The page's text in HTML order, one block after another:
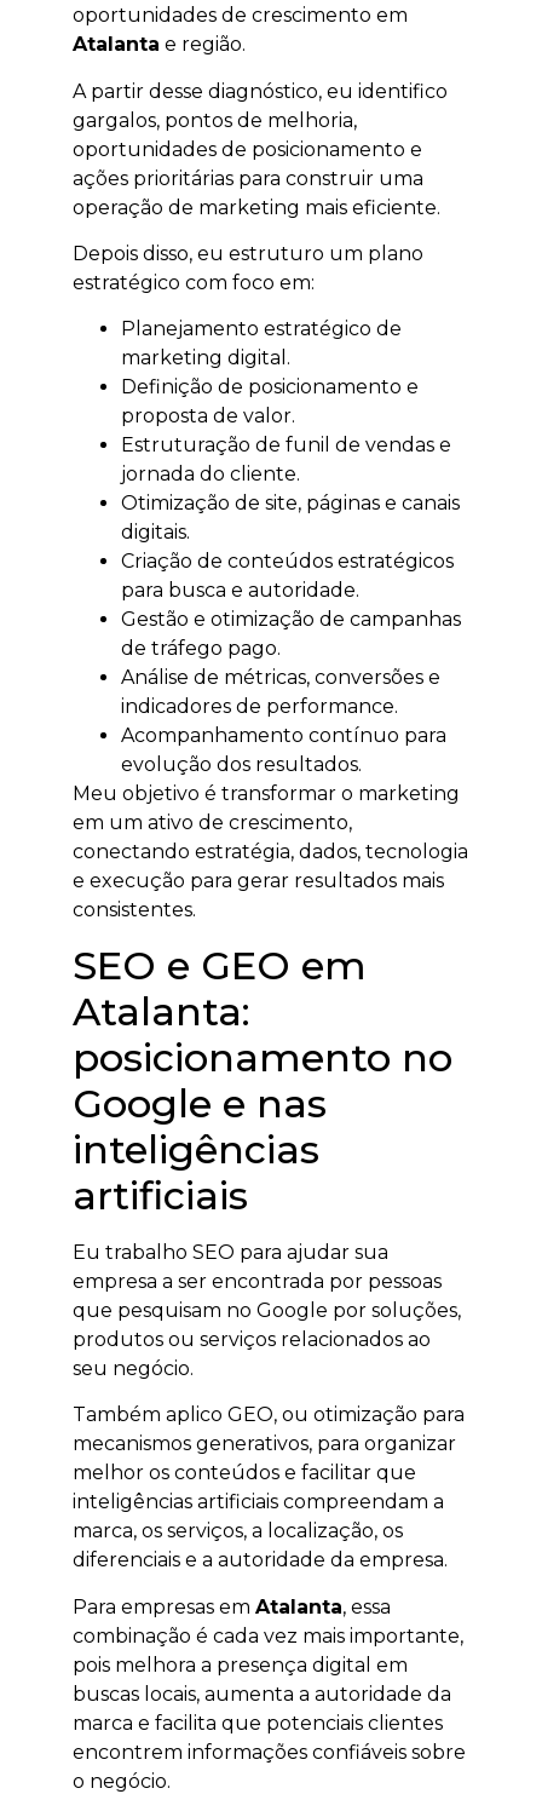
oportunidades de crescimento em
Atalanta e região.
A partir desse diagnóstico, eu identifico
gargalos, pontos de melhoria,
oportunidades de posicionamento e
ações prioritárias para construir uma
operação de marketing mais eficiente.
Depois disso, eu estruturo um plano
estratégico com foco em:
Planejamento estratégico de
marketing digital.
Definição de posicionamento e
proposta de valor.
Estruturação de funil de vendas e
jornada do cliente.
Otimização de site, páginas e canais
digitais.
Criação de conteúdos estratégicos
para busca e autoridade.
Gestão e otimização de campanhas
de tráfego pago.
Análise de métricas, conversões e
indicadores de performance.
Acompanhamento contínuo para
evolução dos resultados.
Meu objetivo é transformar o marketing
em um ativo de crescimento,
conectando estratégia, dados, tecnologia
e execução para gerar resultados mais
consistentes.
SEO e GEO em
Atalanta:
posicionamento no
Google e nas
inteligências
artificiais
Eu trabalho SEO para ajudar sua
empresa a ser encontrada por pessoas
que pesquisam no Google por soluções,
produtos ou serviços relacionados ao
seu negócio.
Também aplico GEO, ou otimização para
mecanismos generativos, para organizar
melhor os conteúdos e facilitar que
inteligências artificiais compreendam a
marca, os serviços, a localização, os
diferenciais e a autoridade da empresa.
Para empresas em Atalanta, essa
combinação é cada vez mais importante,
pois melhora a presença digital em
buscas locais, aumenta a autoridade da
marca e facilita que potenciais clientes
encontrem informações confiáveis sobre
o negócio.